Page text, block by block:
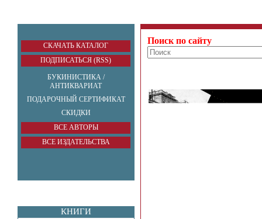
СКАЧАТЬ КАТАЛОГ
ПОДПИСАТЬСЯ (RSS)
БУКИНИСТИКА /
АНТИКВАРИАТ
ПОДАРОЧНЫЙ СЕРТИФИКАТ
СКИДКИ
ВСЕ АВТОРЫ
ВСЕ ИЗДАТЕЛЬСТВА
КНИГИ
Поиск по сайту